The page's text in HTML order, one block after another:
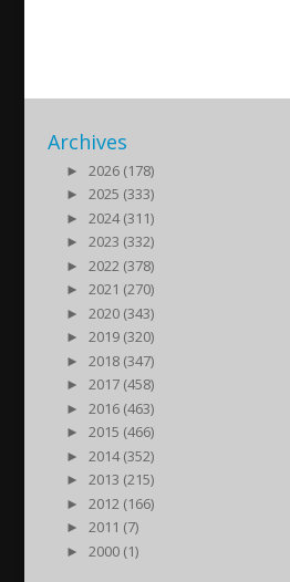
Archives
►
2026 (178)
►
2025 (333)
►
2024 (311)
►
2023 (332)
►
2022 (378)
►
2021 (270)
►
2020 (343)
►
2019 (320)
►
2018 (347)
►
2017 (458)
►
2016 (463)
►
2015 (466)
►
2014 (352)
►
2013 (215)
►
2012 (166)
►
2011 (7)
►
2000 (1)